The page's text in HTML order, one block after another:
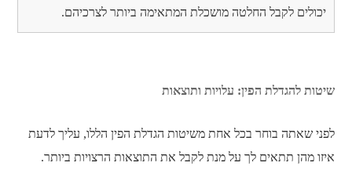
יכולים לקבל החלטה מושכלת המתאימה ביותר לצרכיהם.
שיטות להגדלת הפין: עלויות ותוצאות
לפני שאתה בוחר בכל אחת משיטות הגדלת הפין הללו, עליך לדעת
איזו מהן תתאים לך על מנת לקבל את התוצאות הרצויות ביותר.